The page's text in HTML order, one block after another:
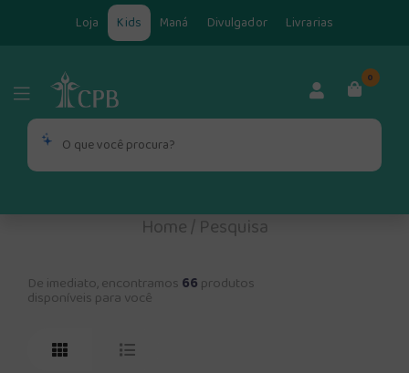
Loja Kids Maná Divulgador Livrarias
0
Home/Pesquisa
De imediato, encontramos 66 produtos
disponíveis para você